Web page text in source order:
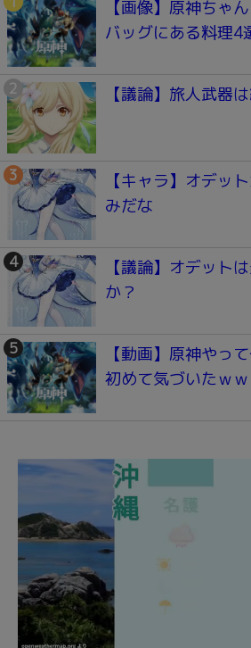
【画像】原神ちゃ
バッグにある料理4
【議論】旅人武器
【キャラ】オデッ
みだな
【議論】オデット
か？
【動画】原神やっ
初めて気づいたｗ